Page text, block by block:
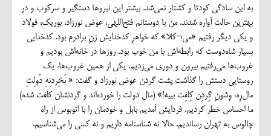
به این سادگی کودتا و کشتار نمی‌شد. بیشتر این نیروها دستگیر و سرکوب و در
بهترین حالت آواره شدند. من با دوستانم فتح‌اللهی، عوض نورزاد، بوریک، فولاد
و یکی دیگر رفتیم «می¬کلا» که خواهرِ کدخدایش زنِ برادرم بود. کدخدایی
بسیار شاه‌دوست که رابطه‌اش با من خوب بود. روزها در خانه‌اش بودیم و
غروب‌ها می‌رفتیم بیرون و دوری می‌زدیم. یکی از همین غروب‌ها، یک
روستایی دستش را گذاشت پشت گردن عوض نورزاد و گفت: « بَخِردنِهِ دُولِتِ
مال‌رِه، وِشونِ گِردِن کِلفِت بییه!» (مال دولت را خورده‌اند و گردنشان کلفت شده)
ما احساس خطر کردیم. فردایش آمدیم بابل و خودمان را با اتوبوس از راه
چالوس به تهران رساندیم. حالا نه شناسنامه داریم و نه کسی را می‌شناسیم.